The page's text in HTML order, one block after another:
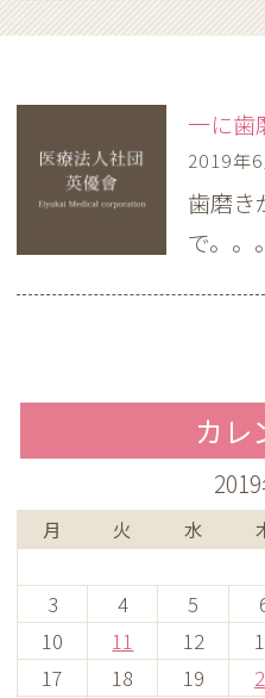
一に歯
2019年
歯磨き
で。。
カレ
月 火 水
3
4 5
10
11 12
17
18 19